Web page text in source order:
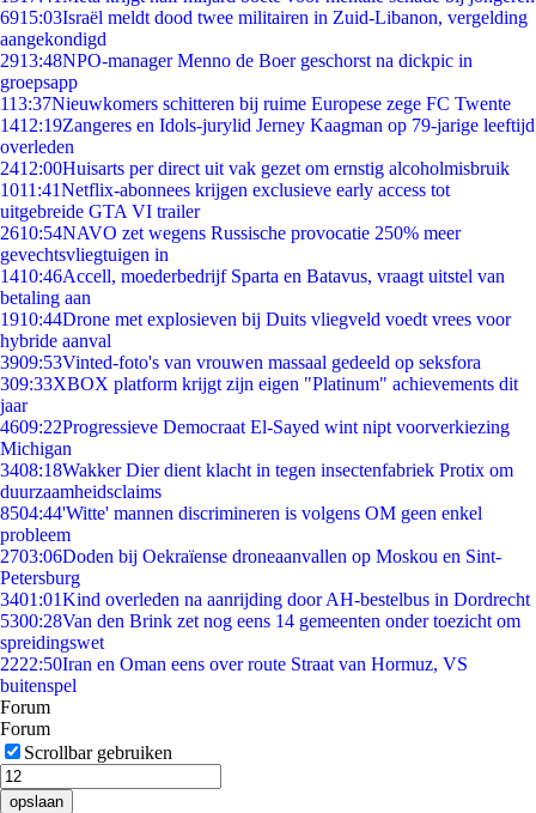
6915:03Israël meldt dood twee militairen in Zuid-Libanon, vergelding
aangekondigd
2913:48NPO-manager Menno de Boer geschorst na dickpic in
groepsapp
113:37Nieuwkomers schitteren bij ruime Europese zege FC Twente
1412:19Zangeres en Idols-jurylid Jerney Kaagman op 79-jarige leeftijd
overleden
2412:00Huisarts per direct uit vak gezet om ernstig alcoholmisbruik
1011:41Netflix-abonnees krijgen exclusieve early access tot
uitgebreide GTA VI trailer
2610:54NAVO zet wegens Russische provocatie 250% meer
gevechtsvliegtuigen in
1410:46Accell, moederbedrijf Sparta en Batavus, vraagt uitstel van
betaling aan
1910:44Drone met explosieven bij Duits vliegveld voedt vrees voor
hybride aanval
3909:53Vinted-foto's van vrouwen massaal gedeeld op seksfora
309:33XBOX platform krijgt zijn eigen "Platinum" achievements dit
jaar
4609:22Progressieve Democraat El-Sayed wint nipt voorverkiezing
Michigan
3408:18Wakker Dier dient klacht in tegen insectenfabriek Protix om
duurzaamheidsclaims
8504:44'Witte' mannen discrimineren is volgens OM geen enkel
probleem
2703:06Doden bij Oekraïense droneaanvallen op Moskou en Sint-
Petersburg
3401:01Kind overleden na aanrijding door AH-bestelbus in Dordrecht
5300:28Van den Brink zet nog eens 14 gemeenten onder toezicht om
spreidingswet
2222:50Iran en Oman eens over route Straat van Hormuz, VS
buitenspel
Forum
Forum
Scrollbar gebruiken
opslaan